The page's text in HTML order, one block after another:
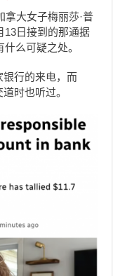
拿大女子梅丽莎·普
13日接到的那通据
么可疑之处。
银行的来电，而
时也听过。